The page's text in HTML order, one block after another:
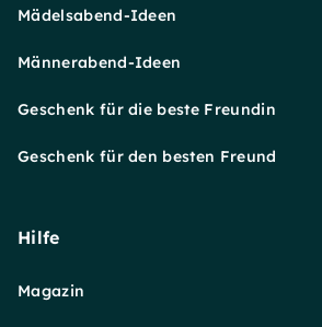
Mädelsabend-Ideen
Männerabend-Ideen
Geschenk für die beste Freundin
Geschenk für den besten Freund
Hilfe
Magazin